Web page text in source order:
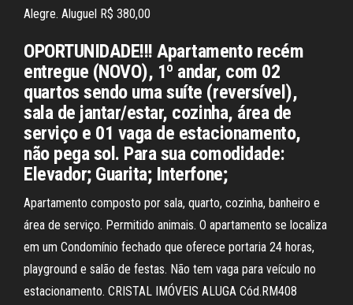
Alegre. Aluguel R$ 380,00
OPORTUNIDADE!!! Apartamento recém
entregue (NOVO), 1º andar, com 02
quartos sendo uma suíte (reversível),
sala de jantar/estar, cozinha, área de
serviço e 01 vaga de estacionamento,
não pega sol. Para sua comodidade:
Elevador; Guarita; Interfone;
Apartamento composto por sala, quarto, cozinha, banheiro e
área de serviço. Permitido animais. O apartamento se localiza
em um Condomínio fechado que oferece portaria 24 horas,
playground e salão de festas. Não tem vaga para veículo no
estacionamento. CRISTAL IMÓVEIS ALUGA Cód.RM408